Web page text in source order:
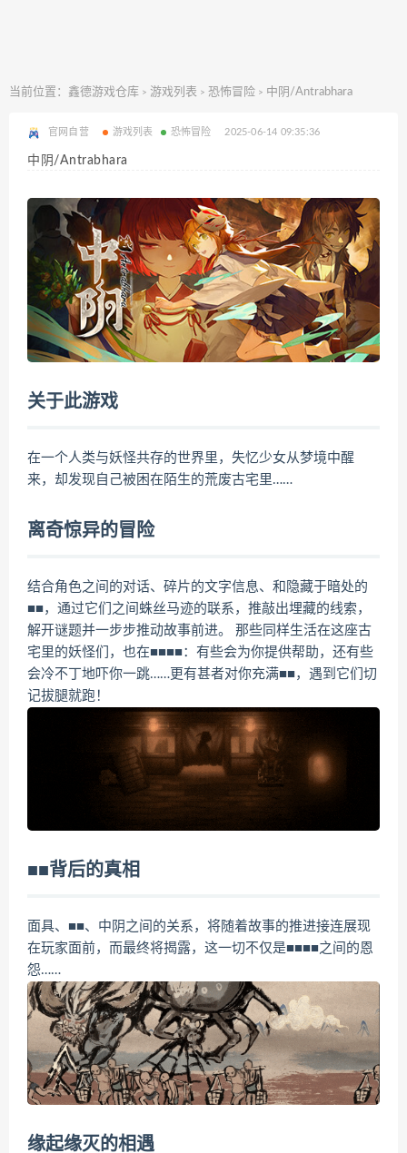
当前位置： 鑫德游戏仓库 > 游戏列表 > 恐怖冒险 > 中阴/Antrabhara
官网自营 游戏列表 恐怖冒险 2025-06-14 09:35:36
中阴/Antrabhara
关于此游戏
在一个人类与妖怪共存的世界里，失忆少女从梦境中醒
来，却发现自己被困在陌生的荒废古宅里……
离奇惊异的冒险
结合角色之间的对话、碎片的文字信息、和隐藏于暗处的
■■，通过它们之间蛛丝马迹的联系，推敲出埋藏的线索，
解开谜题并一步步推动故事前进。 那些同样生活在这座古
宅里的妖怪们，也在■■■■：有些会为你提供帮助，还有些
会冷不丁地吓你一跳……更有甚者对你充满■■，遇到它们切
记拔腿就跑！
■■背后的真相
面具、■■、中阴之间的关系，将随着故事的推进接连展现
在玩家面前，而最终将揭露，这一切不仅是■■■■之间的恩
怨……
缘起缘灭的相遇